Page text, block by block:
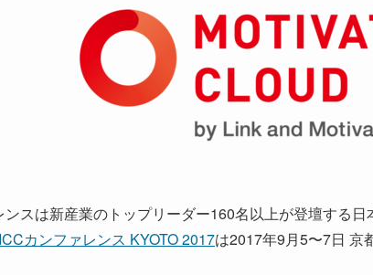
ンスは新産業のトップリーダー160名以上が登壇する
ICCカンファレンス KYOTO 2017は2017年9月5〜7日 京